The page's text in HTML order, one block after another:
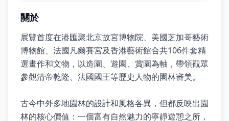
關於
展覽首度在港匯聚北京故宮博物院、美國芝加哥藝術
博物館、法國凡爾賽宮及香港藝術館合共106件套精
選畫作和文物，以造園、遊園、賞園為軸，帶領觀眾
參觀清帝乾隆、法國國王等歷史人物的園林審美。
古今中外多地園林的設計和風格各異，但都反映出園
林的核心價值：一個富有自然魅力的寧靜遊憩之所，